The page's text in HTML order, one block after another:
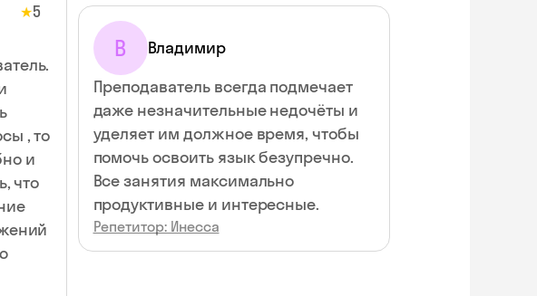
★5
, то
и
что
В
Владимир
Преподаватель всегда подмечает
даже незначительные недочёты и
уделяет им должное время, чтобы
помочь освоить язык безупречно.
Все занятия максимально
продуктивные и интересные.
Репетитор: Инесса